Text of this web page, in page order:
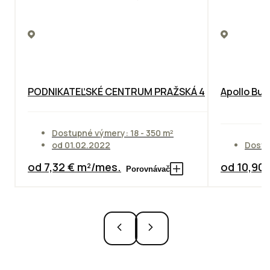
PODNIKATEĽSKÉ CENTRUM PRAŽSKÁ 4
Dostupné výmery: 18 - 350 m²
od 01.02.2022
od 7,32 € m²/mes. Porovnávač
Apollo
od 10,90